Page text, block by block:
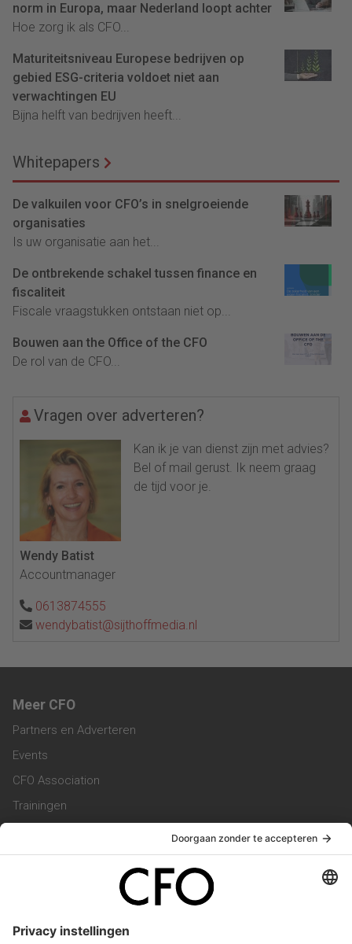
norm in Europa, maar Nederland loopt achter
Hoe zorg ik als CFO...
Maturiteitsniveau Europese bedrijven op
gebied ESG-criteria voldoet niet aan
verwachtingen EU
Bijna helft van bedrijven heeft...
Whitepapers
De valkuilen voor CFO’s in snelgroeiende
organisaties
Is uw organisatie aan het...
De ontbrekende schakel tussen finance en
fiscaliteit
Fiscale vraagstukken ontstaan niet op...
Bouwen aan the Office of the CFO
De rol van de CFO...
Vragen over adverteren?
Kan ik je van dienst zijn met advies?
Bel of mail gerust. Ik neem graag
de tijd voor je.
Wendy Batist
Accountmanager
0613874555
wendybatist@sijthoffmedia.nl
Meer CFO
Partners en Adverteren
Events
CFO Association
Trainingen
Vacatures
Service & Contact
Werken bij ons